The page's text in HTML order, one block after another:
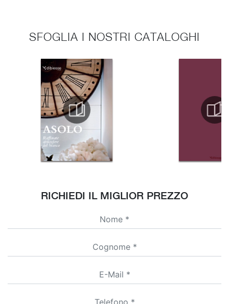
SFOGLIA I NOSTRI CATALOGHI
RICHIEDI IL MIGLIOR PREZZO